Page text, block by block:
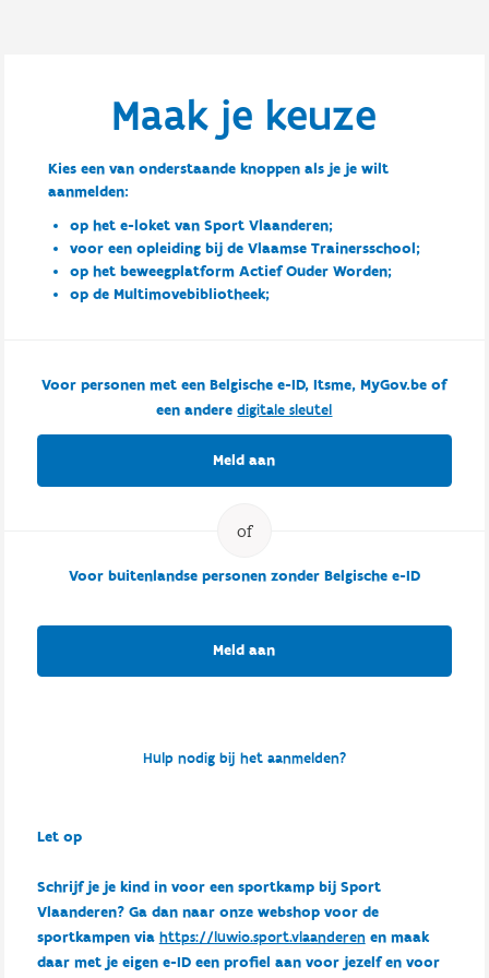
Maak je keuze
Kies een van onderstaande knoppen als je je wilt
aanmelden:
op het e-loket van Sport Vlaanderen;
voor een opleiding bij de Vlaamse Trainersschool;
op het beweegplatform Actief Ouder Worden;
op de Multimovebibliotheek;
Voor personen met een Belgische e-ID, Itsme, MyGov.be of
een anderedigitale sleutel
Meld aan
Voor buitenlandse personen zonder Belgische e-ID
Meld aan
Hulp nodig bij het aanmelden?
Let op
Schrijf je je kind in voor een sportkamp bij Sport
Vlaanderen? Ga dan naar onze webshop voor de
sportkampen via https://luwio.sport.vlaanderenen maak
daar met je eigen e-ID een profiel aan voor jezelf en voor